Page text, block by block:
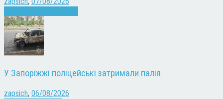
У Запоріжжі поліцейські затримали палія
zapsich, 06/08/2026